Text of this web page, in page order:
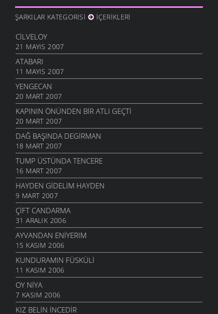
ŞARKILAR KATEGORISI İÇERIKLERI
CILVELOY
21 MAYIS 2007
ATABARI
11 MAYIS 2007
YENGECAN
20 MART 2007
KAPININ ÖNÜNDEN BIR ATLI GEÇTI
20 MART 2007
DAĞ BAŞINDA DEGIRMAN
18 MART 2007
TUMP ÜSTÜNDA TENCERE
16 MART 2007
HAYDEN GIDELIM HAYDEN
9 MART 2007
ÇIFT CANDARMA
31 ARALIK 2006
AYVANDAN ENIYERIM
15 KASIM 2006
KUNDURAMIN FÜSKÜLI
11 KASIM 2006
OY NIYA
7 KASIM 2006
KIZ BELIN İNCEDIR